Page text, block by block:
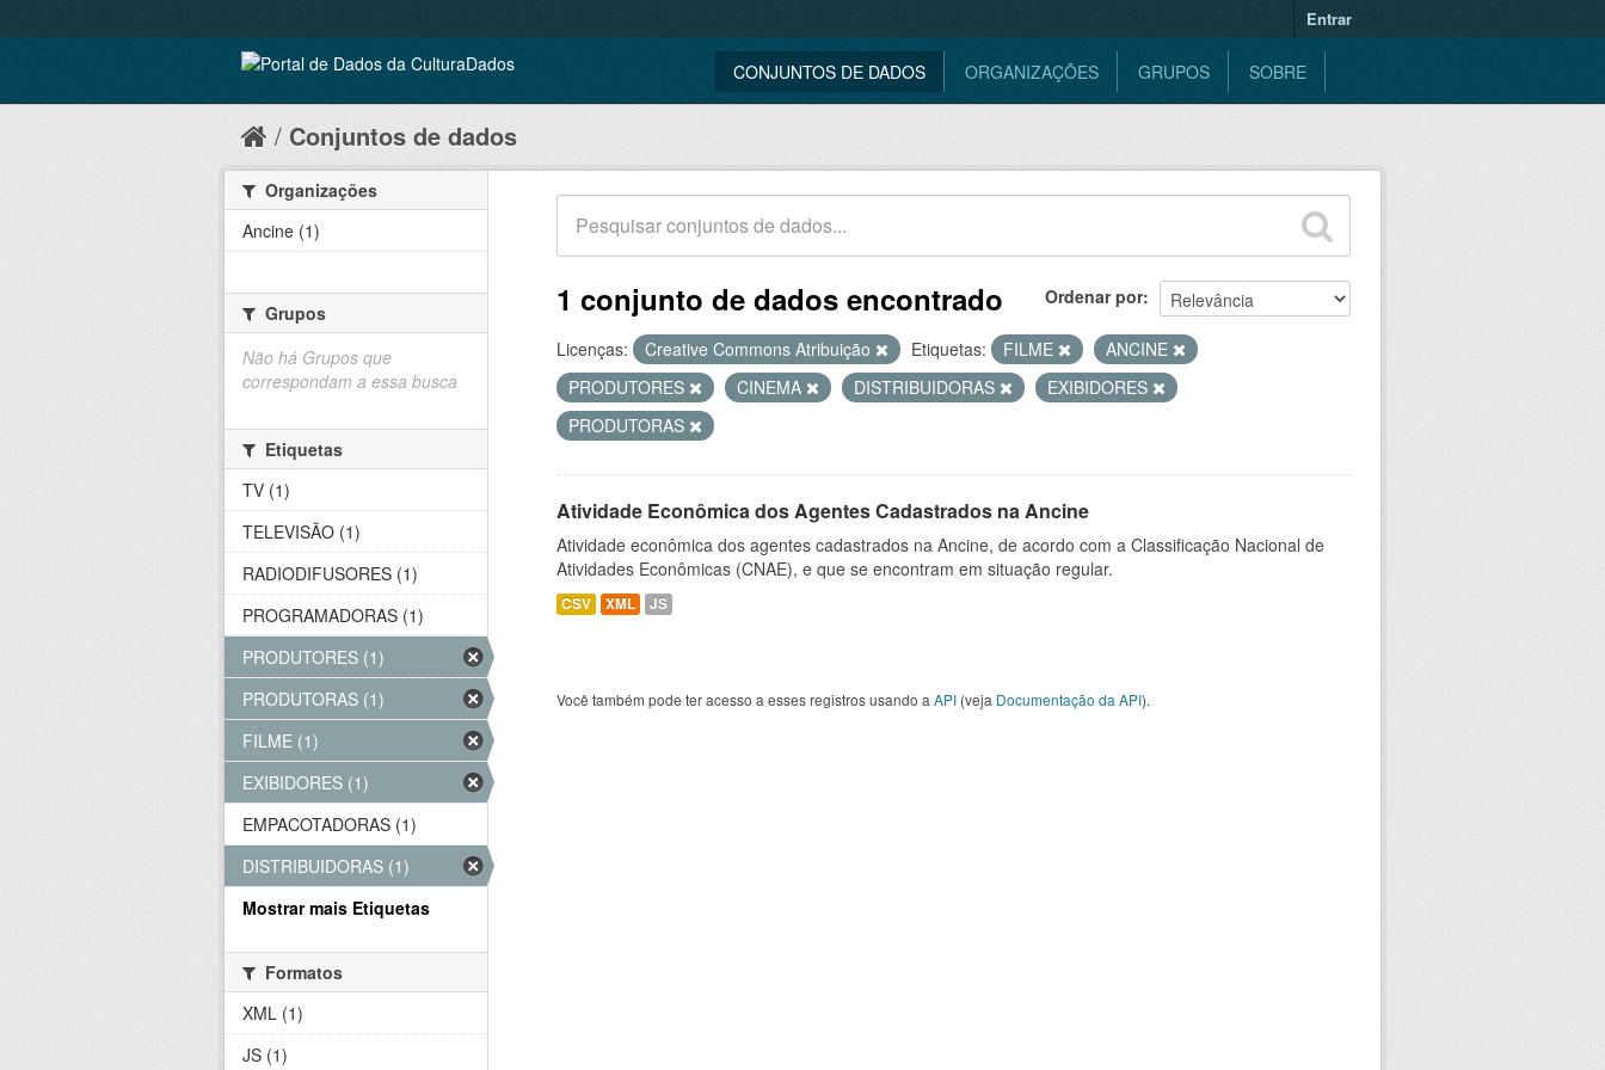
Entrar
CONJUNTOS DE DADOS ORGANIZAÇÕES GRUPOS SOBRE
Conjuntos de dados
Ordenar por
1 conjunto de dados encontrado
Licenças: Creative Commons Atribuição Etiquetas: FILME
ANCINE
PRODUTORES
CINEMA DISTRIBUIDORAS
EXIBIDORES
PRODUTORAS
Atividade Econômica dos Agentes Cadastrados na Ancine
Atividade econômica dos agentes cadastrados na Ancine, de acordo com a Classificação Nacional de
Atividades Econômicas (CNAE), e que se encontram em situação regular.
CSV XML JS
Você também pode ter acesso a esses registros usando a API (veja Documentação da API).
Organizações
Ancine (1)
Grupos
Não há Grupos que
correspondam a essa busca
Etiquetas
TV (1)
TELEVISÃO (1)
RADIODIFUSORES (1)
PROGRAMADORAS (1)
PRODUTORES (1)
PRODUTORAS (1)
FILME (1)
EXIBIDORES (1)
EMPACOTADORAS (1)
DISTRIBUIDORAS (1)
Mostrar mais Etiquetas
Formatos
XML (1)
JS (1)